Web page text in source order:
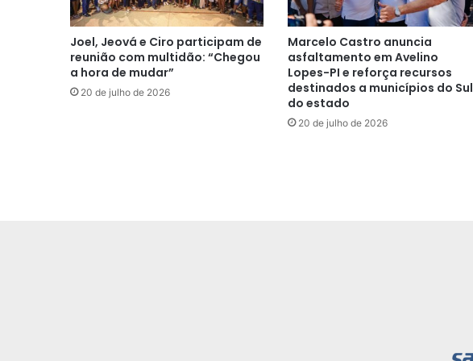
Joel, Jeová e Ciro participam de
reunião com multidão: “Chegou
a hora de mudar”
20 de julho de 2026
Marcelo Castro anuncia
asfaltamento em Avelino
Lopes-PI e reforça recursos
destinados a municípios do Sul
do estado
20 de julho de 2026